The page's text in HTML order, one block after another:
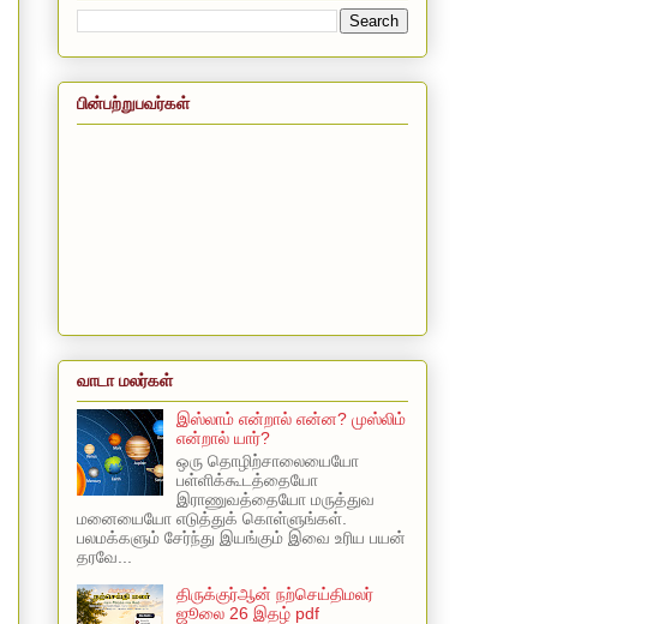
பின்பற்றுபவர்கள்
வாடா மலர்கள்
இஸ்லாம் என்றால் என்ன? முஸ்லிம்
என்றால் யார்?
ஒரு தொழிற்சாலையையோ
பள்ளிக்கூடத்தையோ
இராணுவத்தையோ மருத்துவ
மனையையோ எடுத்துக் கொள்ளுங்கள்.
பலமக்களும் சேர்ந்து இயங்கும் இவை உரிய பயன்
தரவே...
திருக்குர்ஆன் நற்செய்திமலர்
ஜூலை 26 இதழ் pdf